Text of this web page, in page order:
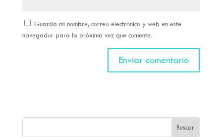
Guarda mi nombre, correo electrónico y web en este
navegador para la próxima vez que comente.